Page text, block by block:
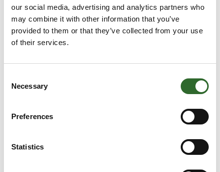
our social media, advertising and analytics partners who
may combine it with other information that you’ve
provided to them or that they’ve collected from your use
of their services.
Selection
Necessary
Preferences
Statistics
Waterproof HMI 7500 Series
Blue Line Fanless FPC-2600 DIN RAIL